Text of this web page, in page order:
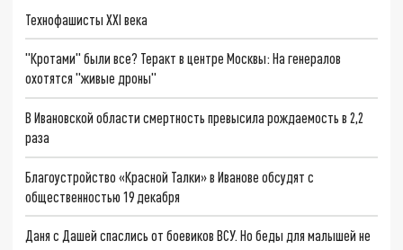
Технофашисты XXI века
"Кротами" были все? Теракт в центре Москвы: На генералов
охотятся "живые дроны"
В Ивановской области смертность превысила рождаемость в 2,2
раза
Благоустройство «Красной Талки» в Иванове обсудят с
общественностью 19 декабря
Даня с Дашей спаслись от боевиков ВСУ. Но беды для малышей не